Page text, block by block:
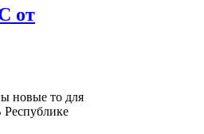
от
новые то для